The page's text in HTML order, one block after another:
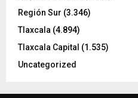
Región Sur (3.346)
Tlaxcala (4.894)
Tlaxcala Capital (1.535)
Uncategorized